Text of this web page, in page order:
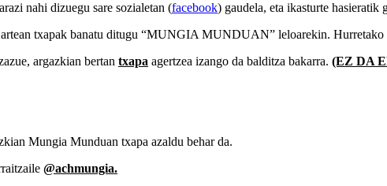
nahi dizuegu sare sozialetan (facebook) gaudela, eta ikasturte hasieratik
txapak banatu ditugu “MUNGIA MUNDUAN” leloarekin. Hurretako
argazkian bertan txapa agertzea izango da balditza bakarra. (EZ DA
Mungia Munduan txapa azaldu behar da.
@achmungia.